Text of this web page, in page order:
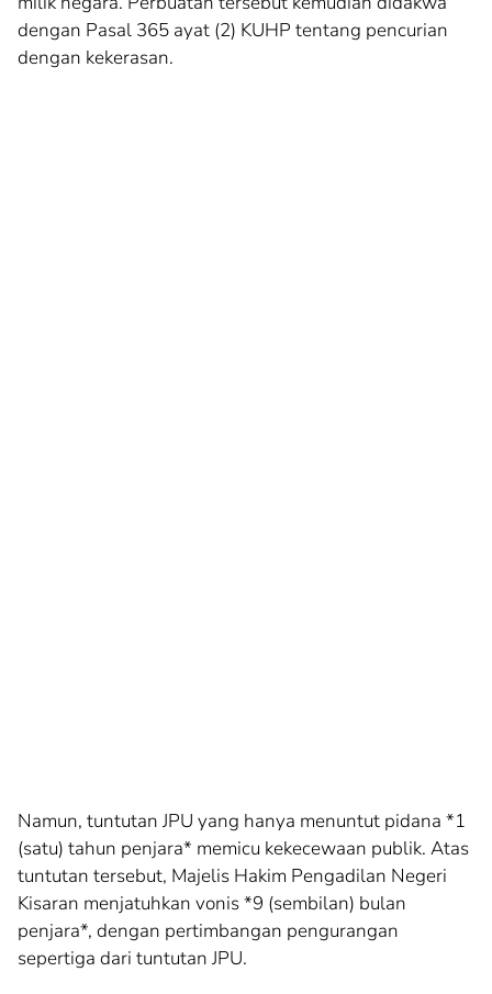
dengan Pasal 365 ayat (2) KUHP tentang pencurian
dengan kekerasan.
Namun, tuntutan JPU yang hanya menuntut pidana *1
(satu) tahun penjara* memicu kekecewaan publik. Atas
tuntutan tersebut, Majelis Hakim Pengadilan Negeri
Kisaran menjatuhkan vonis *9 (sembilan) bulan
penjara*, dengan pertimbangan pengurangan
sepertiga dari tuntutan JPU.